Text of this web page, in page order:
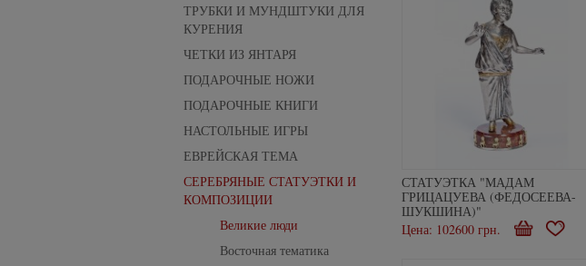
ТРУБКИ И МУНДШТУКИ ДЛЯ
КУРЕНИЯ
ЧЕТКИ ИЗ ЯНТАРЯ
ПОДАРОЧНЫЕ НОЖИ
ПОДАРОЧНЫЕ КНИГИ
НАСТОЛЬНЫЕ ИГРЫ
ЕВРЕЙСКАЯ ТЕМА
СЕРЕБРЯНЫЕ СТАТУЭТКИ И
КОМПОЗИЦИИ
Великие люди
Восточная тематика
СТАТУЭТКА "МАДАМ
ГРИЦАЦУЕВА (ФЕДОСЕЕВА-
ШУКШИНА)"
Цена: 102600 грн.
В
В